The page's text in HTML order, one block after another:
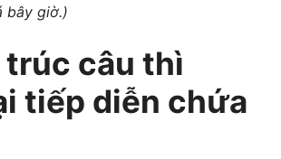
bây giờ.)
trúc câu thì
tiếp diễn chứa